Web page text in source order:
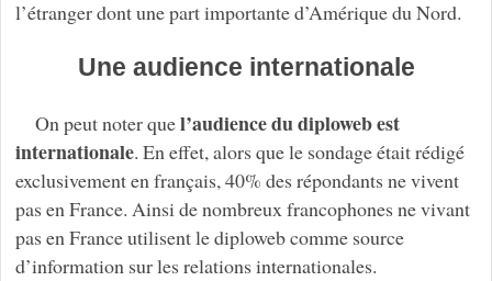
l’étranger dont une part importante d’Amérique du Nord.
Une audience internationale
On peut noter quel’audience du diploweb est
internationale. En effet, alors que le sondage était rédigé
exclusivement en français, 40% des répondants ne vivent
pas en France. Ainsi de nombreux francophones ne vivant
pas en France utilisent le diploweb comme source
d’information sur les relations internationales.